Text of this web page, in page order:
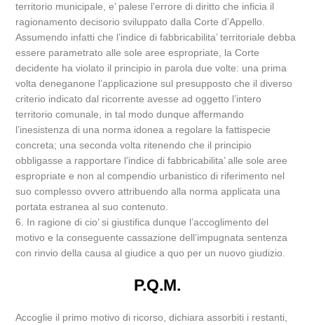
territorio municipale, e’ palese l’errore di diritto che inficia il
ragionamento decisorio sviluppato dalla Corte d’Appello.
Assumendo infatti che l’indice di fabbricabilita’ territoriale debba
essere parametrato alle sole aree espropriate, la Corte
decidente ha violato il principio in parola due volte: una prima
volta deneganone l’applicazione sul presupposto che il diverso
criterio indicato dal ricorrente avesse ad oggetto l’intero
territorio comunale, in tal modo dunque affermando
l’inesistenza di una norma idonea a regolare la fattispecie
concreta; una seconda volta ritenendo che il principio
obbligasse a rapportare l’indice di fabbricabilita’ alle sole aree
espropriate e non al compendio urbanistico di riferimento nel
suo complesso ovvero attribuendo alla norma applicata una
portata estranea al suo contenuto.
6. In ragione di cio’ si giustifica dunque l’accoglimento del
motivo e la conseguente cassazione dell’impugnata sentenza
con rinvio della causa al giudice a quo per un nuovo giudizio.
P.Q.M.
Accoglie il primo motivo di ricorso, dichiara assorbiti i restanti,